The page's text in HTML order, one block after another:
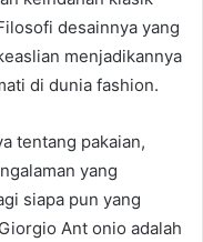
desainnya yang
menjadikannya
di dunia fashion.
tentang pakaian,
yang
siapa pun yang
Ant onio adalah